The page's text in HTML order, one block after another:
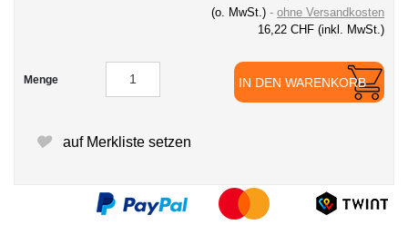
(o. MwSt.)
ohne Versandkosten
16,22 CHF (inkl. MwSt.)
Menge IN DEN WARENKORB
auf Merkliste setzen